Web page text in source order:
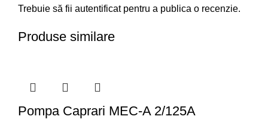
Trebuie să fii autentificatpentru a publica o recenzie.
Produse similare
Pompa Caprari MEC-A 2/125A